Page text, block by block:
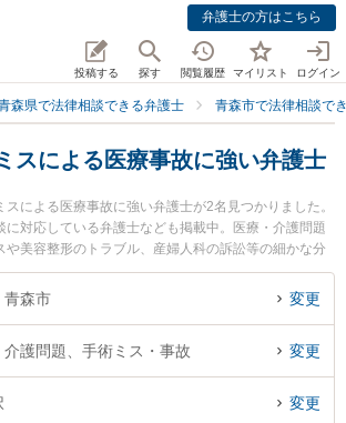
弁護士の方はこちら
投稿する 探す 閲覧履歴 マイリスト ログイン
森県で法律相談できる弁護士 青森市で法律相談で
スによる医療事故に強い弁護士
による医療事故に強い弁護士が2名見つかりました。
に対応している弁護士なども掲載中。医療・介護問題
や美容整形のトラブル、産婦人科の訴訟等の細かな分
き便利です。特に雪のまち法律事務所の三上 大介弁護
小澤 博之弁護士のプロフィール情報や弁護士費用、強
豊富な近くの弁護士を検索したい』『初回相談無料で
を法律相談できる青森市内の弁護士に相談予約した
者さんにおすすめです。
青森市 変更
介護問題、手術ミス・事故 変更
変更